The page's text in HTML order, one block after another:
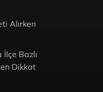
Alırken
İlçe Bazlı
Dikkat